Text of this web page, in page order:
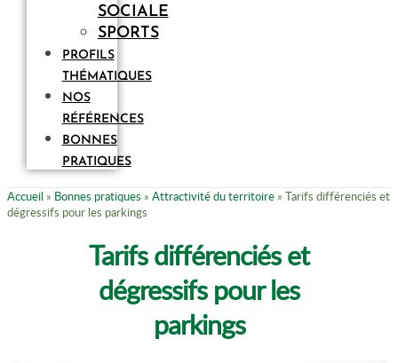
SOCIALE
SPORTS
PROFILS
THÉMATIQUES
NOS
RÉFÉRENCES
BONNES
PRATIQUES
Accueil » Bonnes pratiques » Attractivité du territoire » Tarifs différenciés et
dégressifs pour les parkings
Tarifs différenciés et
dégressifs pour les
parkings